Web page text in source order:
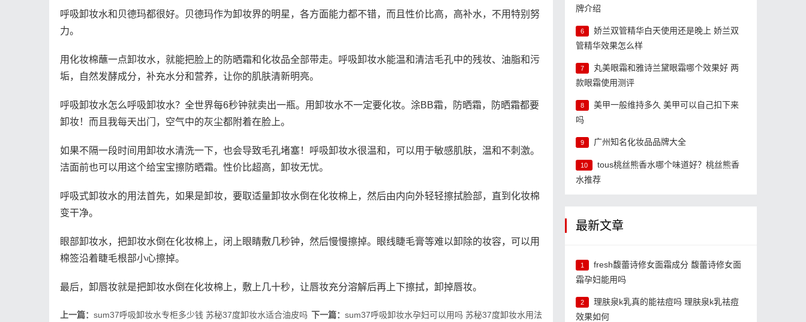
呼吸卸妆水和贝德玛都很好。贝德玛作为卸妆界的明星，各方面能力都不错，而且性价比高，高补水，不用特别努
力。
用化妆棉蘸一点卸妆水，就能把脸上的防晒霜和化妆品全部带走。呼吸卸妆水能温和清洁毛孔中的残妆、油脂和污
垢，自然发酵成分，补充水分和营养，让你的肌肤清新明亮。
呼吸卸妆水怎么呼吸卸妆水？全世界每6秒钟就卖出一瓶。用卸妆水不一定要化妆。涂BB霜，防晒霜，防晒霜都要
卸妆！而且我每天出门，空气中的灰尘都附着在脸上。
如果不隔一段时间用卸妆水清洗一下，也会导致毛孔堵塞！呼吸卸妆水很温和，可以用于敏感肌肤，温和不刺激。
洁面前也可以用这个给宝宝擦防晒霜。性价比超高，卸妆无忧。
呼吸式卸妆水的用法首先，如果是卸妆，要取适量卸妆水倒在化妆棉上，然后由内向外轻轻擦拭脸部，直到化妆棉
变干净。
眼部卸妆水，把卸妆水倒在化妆棉上，闭上眼睛敷几秒钟，然后慢慢擦掉。眼线睫毛膏等难以卸除的妆容，可以用
棉签沿着睫毛根部小心擦掉。
最后，卸唇妆就是把卸妆水倒在化妆棉上，敷上几十秒，让唇妆充分溶解后再上下擦拭，卸掉唇妆。
上一篇： sum37呼吸卸妆水专柜多少钱 苏秘37度卸妆水适合油皮吗 下一篇： sum37呼吸卸妆水孕妇可以用吗 苏秘37度卸妆水用法
牌介绍
6
娇兰双管精华白天使用还是晚上 娇兰双
管精华效果怎么样
7
丸美眼霜和雅诗兰黛眼霜哪个效果好 两
款眼霜使用测评
8
美甲一般维持多久 美甲可以自己扣下来
吗
9 广州知名化妆品品牌大全
10
tous桃丝熊香水哪个味道好？桃丝熊香
水推荐
最新文章
1
fresh馥蕾诗修女面霜成分 馥蕾诗修女面
霜孕妇能用吗
2
理肤泉k乳真的能祛痘吗 理肤泉k乳祛痘
效果如何